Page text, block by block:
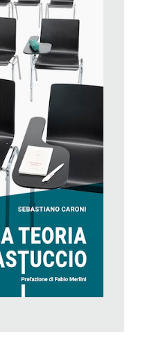
qualsiasi ambito
effimere della cultura
grandi dibattiti che la
e argomento, questi
tra l’articolo di giornale
lettore ampi spunti di
suggestiva
da
repentini quanto surreali.
stesso tempo, profondità,
nella sua vita, si sia
al consorzio della società
riconoscersi negli
dimostra soprattutto la terza
agli articoli realizzati per
non a caso, hanno